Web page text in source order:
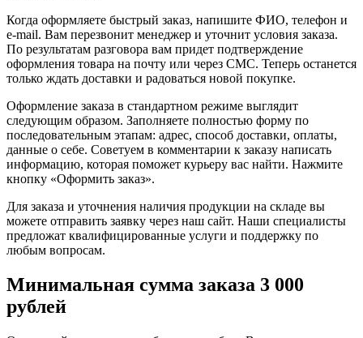
Когда оформляете быстрый заказ, напишите ФИО, телефон и
e-mail. Вам перезвонит менеджер и уточнит условия заказа.
По результатам разговора вам придет подтверждение
оформления товара на почту или через СМС. Теперь останется
только ждать доставки и радоваться новой покупке.
Оформление заказа в стандартном режиме выглядит
следующим образом. Заполняете полностью форму по
последовательным этапам: адрес, способ доставки, оплаты,
данные о себе. Советуем в комментарии к заказу написать
информацию, которая поможет курьеру вас найти. Нажмите
кнопку «Оформить заказ».
Для заказа и уточнения наличия продукции на складе вы
можете отправить заявку через наш сайт. Наши специалисты
предложат квалифицированные услуги и поддержку по
любым вопросам.
Минимальная сумма заказа 3 000
рублей